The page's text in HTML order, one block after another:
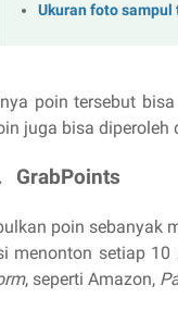
Ukuran foto
poin tersebut
juga bisa
GrabPoints
poin sebanyak
menonton setiap
, seperti Amazon,